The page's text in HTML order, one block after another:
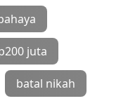
juta
batal nikah